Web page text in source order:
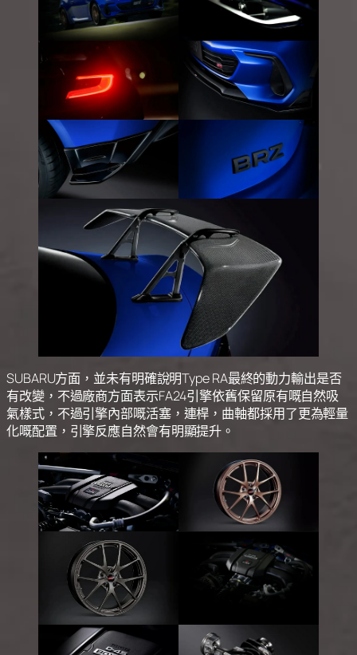
SUBARU方面，並未有明確說明Type RA最終的動力輸出是否
有改變，不過廠商方面表示FA24引擎依舊保留原有嘅自然吸
氣樣式，不過引擎內部嘅活塞，連桿，曲軸都採用了更為輕量
化嘅配置，引擎反應自然會有明顯提升。